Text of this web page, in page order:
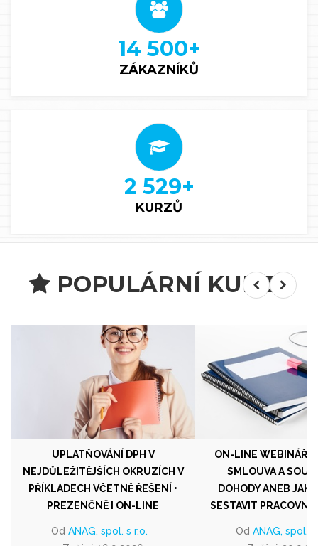
14 500+
ZÁKAZNÍKŮ
2 529+
KURZŮ
POPULÁRNÍ KURZY
UPLATŇOVÁNÍ DPH V
NEJDŮLEŽITĚJŠÍCH OKRUZÍCH V
PŘÍKLADECH VČETNĚ ŘEŠENÍ •
PREZENČNĚ I ON-LINE
Od ANAG, spol. s r.o.
ON-LINE WEBINÁŘ
SMLOUVA A
DOHODY ANEB JAK
SESTAVIT PRACOVNÍ
Od ANAG, spol. s